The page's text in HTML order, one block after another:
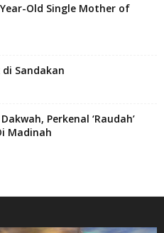
Old Single Mother of
di Sandakan
Perkenal ‘Raudah’
Madinah